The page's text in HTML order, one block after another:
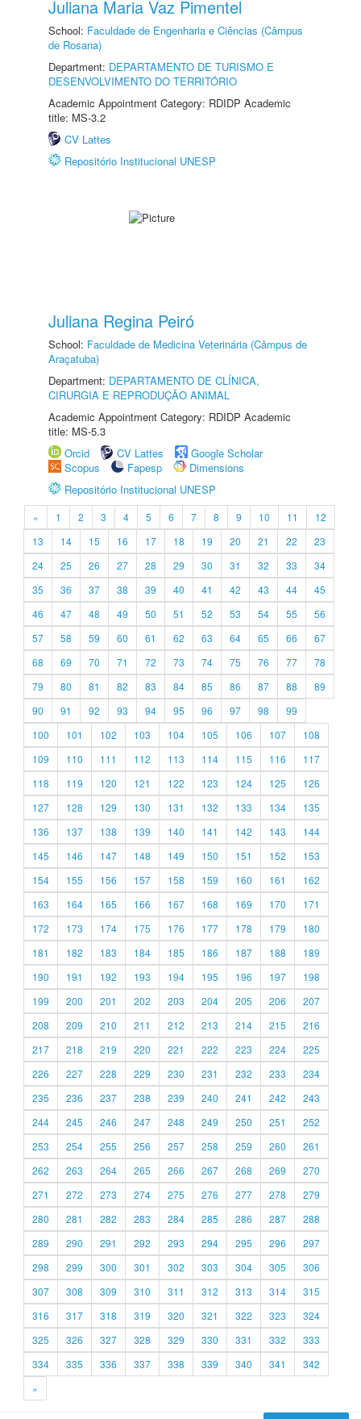
Juliana Maria Vaz Pimentel
School: Faculdade de Engenharia e Ciências (Câmpus
de Rosana)
Department: DEPARTAMENTO DE TURISMO E
DESENVOLVIMENTO DO TERRITÓRIO
Academic Appointment Category: RDIDP Academic
title: MS-3.2
CV Lattes
Repositório Institucional UNESP
Juliana Regina Peiró
School: Faculdade de Medicina Veterinária (Câmpus de
Araçatuba)
Department: DEPARTAMENTO DE CLÍNICA,
CIRURGIA E REPRODUÇÃO ANIMAL
Academic Appointment Category: RDIDP Academic
title: MS-5.3
Orcid
CV Lattes
Google Scholar
Scopus
Fapesp
Dimensions
Repositório Institucional UNESP
« 1 2 3 4 5 6 7 8 9 10 11
12
13
14 15 16 17 18 19 20 21 22
23
24
25 26 27 28 29 30 31 32 33
34
35
36 37 38 39 40 41 42 43 44
45
46
47 48 49 50 51 52 53 54 55
56
57
58 59 60 61 62 63 64 65 66
67
68
69 70 71 72 73 74 75 76 77
78
79
80 81 82 83 84 85 86 87 88
89
90
91 92 93 94 95 96 97 98
99
100
101 102 103 104 105 106 107
108
109
110 111 112 113 114 115 116
117
118
119 120 121 122 123 124 125
126
127
128 129 130 131 132 133 134
135
136
137 138 139 140 141 142 143
144
145
146 147 148 149 150 151 152
153
154
155 156 157 158 159 160 161
162
163
164 165 166 167 168 169 170
171
172
173 174 175 176 177 178 179
180
181
182 183 184 185 186 187 188
189
190
191 192 193 194 195 196 197
198
199
200 201 202 203 204 205 206
207
208
209 210 211 212 213 214 215
216
217
218 219 220 221 222 223 224
225
226
227 228 229 230 231 232 233
234
235
236 237 238 239 240 241 242
243
244
245 246 247 248 249 250 251
252
253
254 255 256 257 258 259 260
261
262
263 264 265 266 267 268 269
270
271
272 273 274 275 276 277 278
279
280
281 282 283 284 285 286 287
288
289
290 291 292 293 294 295 296
297
298
299 300 301 302 303 304 305
306
307
308 309 310 311 312 313 314
315
316
317 318 319 320 321 322 323
324
325
326 327 328 329 330 331 332
333
334
335 336 337 338 339 340 341
342
»